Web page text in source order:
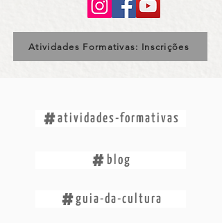
Atividades Formativas: Inscrições
atividades-formativas
blog
guia-da-cultura